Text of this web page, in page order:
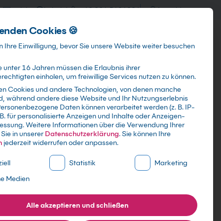
training@kebel.de +49 231 5191986 Anmelden
Suchen
Info & Services Kontakt
Cookies 🍪
Ihre Einwilligung, bevor Sie unsere Website weiter besuchen
unter 16 Jahren müssen die Erlaubnis ihrer
einholen, um freiwillige Services nutzen zu können.
Cookies und andere Technologien, von denen manche
während andere diese Website und Ihr Nutzungserlebnis
Daten können verarbeitet werden (z. B. IP-
für personalisierte Anzeigen und Inhalte oder Anzeigen-
Weitere Informationen über die Verwendung Ihrer
in unserer Datenschutzerklärung.Sie können Ihre
jederzeit widerrufen oder anpassen.
Liste der Service-Gruppen, für die eine Einwilligung
Statistik
Marketing
Medien
Alle akzeptieren und schließen